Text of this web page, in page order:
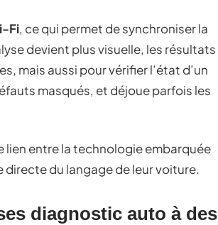
Fi, ce qui permet de synchroniser la
devient plus visuelle, les résultats
mais aussi pour vérifier l’état d’un
masqués, et déjoue parfois les
lien entre la technologie embarquée
du langage de leur voiture.
diagnostic auto à des